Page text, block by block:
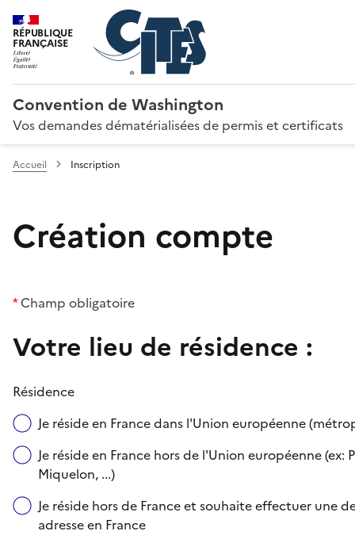
RÉPUBLIQUE
FRANÇAISE
Convention de Washington
Vos demandes dématérialisées de permis et certificats
Accueil Inscription
Création compte
*Champ obligatoire
Votre lieu de résidence :
Résidence
Je réside en France dans l'Union européenne
Je réside en France hors de l'Union européenne
Miquelon, ...)
Je réside hors de France et souhaite effectuer une
adresse en France